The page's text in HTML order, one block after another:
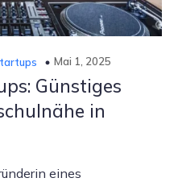
Mai 1, 2025
Günstiges
in
eines